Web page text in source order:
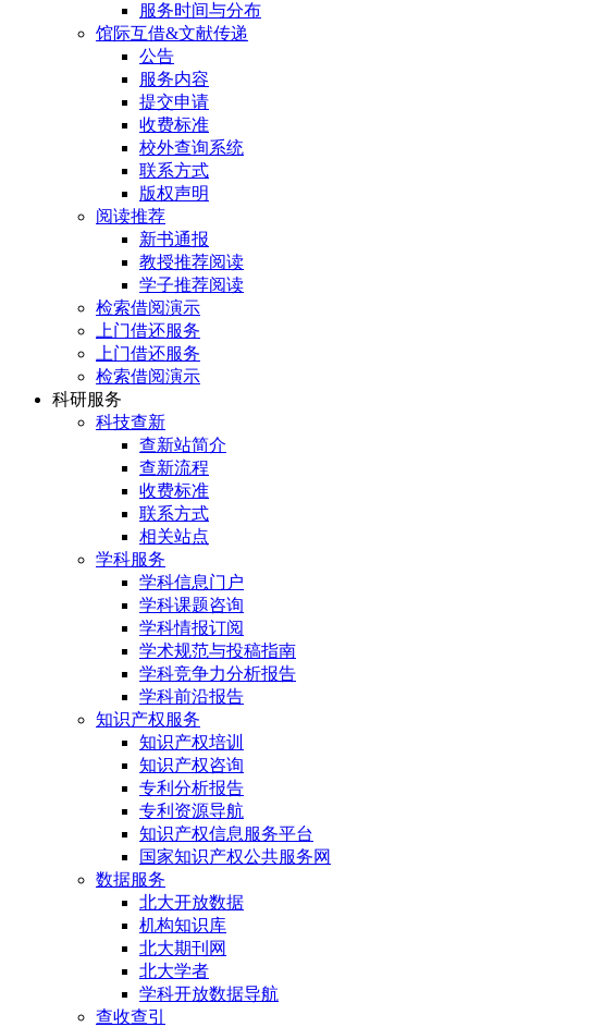
服务时间与分布
馆际互借&文献传递
公告
服务内容
提交申请
收费标准
校外查询系统
联系方式
版权声明
阅读推荐
新书通报
教授推荐阅读
学子推荐阅读
检索借阅演示
上门借还服务
上门借还服务
检索借阅演示
科研服务
科技查新
查新站简介
查新流程
收费标准
联系方式
相关站点
学科服务
学科信息门户
学科课题咨询
学科情报订阅
学术规范与投稿指南
学科竞争力分析报告
学科前沿报告
知识产权服务
知识产权培训
知识产权咨询
专利分析报告
专利资源导航
知识产权信息服务平台
国家知识产权公共服务网
数据服务
北大开放数据
机构知识库
北大期刊网
北大学者
学科开放数据导航
查收查引